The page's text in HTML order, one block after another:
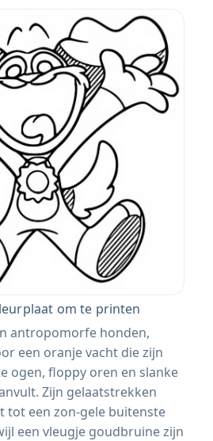
om te printen
antropomorfe honden,
een oranje vacht die zijn
ogen, floppy oren en slanke
Zijn gelaatstrekken
tot een zon-gele buitenste
een vleugje goudbruine zijn